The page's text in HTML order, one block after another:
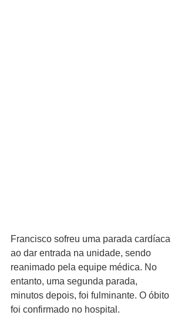
Francisco sofreu uma parada cardíaca
ao dar entrada na unidade, sendo
reanimado pela equipe médica. No
entanto, uma segunda parada,
minutos depois, foi fulminante. O óbito
foi confirmado no hospital.